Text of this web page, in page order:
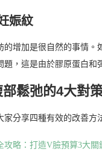
娠紋
的增加是很自然的事情
題，這是由於膠原蛋白和
鬆弛的4大對
家分享四種有效的改善方
攻略：打造V臉預算3大關